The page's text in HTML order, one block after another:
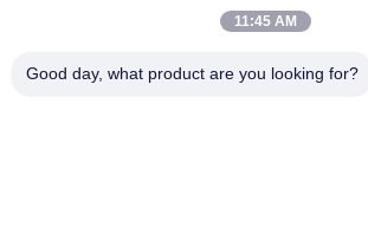
11:45 AM
Good day, what product are you looking for?